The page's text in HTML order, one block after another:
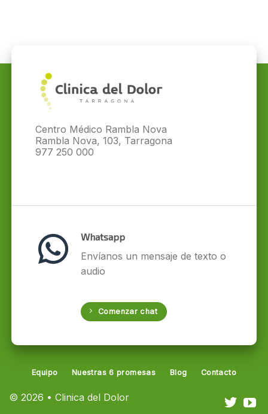
Centro Médico Rambla Nova
Rambla Nova, 103, Tarragona
977 250 000
Whatsapp
Envíanos un mensaje de texto o
audio
Comenzar chat
© 2026 • Clinica del Dolor
Equipo Nuestras 6 promesas Blog Contacto